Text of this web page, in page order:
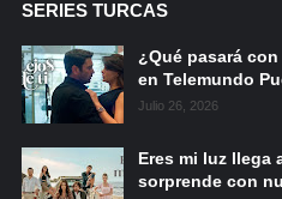
SERIES TURCAS
¿Qué pasará
en Telemundo
Julio 26, 2026
Eres mi luz llega
sorprende con